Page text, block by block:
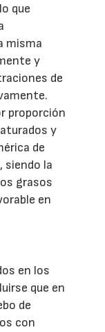
que
misma
y
de
proporción
y
de
siendo la
grasos
en
en los
que en
de
con